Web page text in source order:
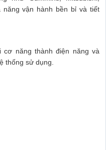
vận hành bền bỉ và tiết
năng thành điện năng và
thống sử dụng.